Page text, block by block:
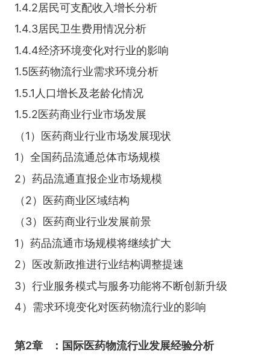
1.4.2居民可支配收入增长分析
1.4.3居民卫生费用情况分析
1.4.4经济环境变化对行业的影响
1.5医药物流行业需求环境分析
1.5.1人口增长及老龄化情况
1.5.2医药商业行业市场发展
（1）医药商业行业市场发展现状
1）全国药品流通总体市场规模
2）药品流通直报企业市场规模
（2）医药商业区域结构
（3）医药商业行业发展前景
1）药品流通市场规模将继续扩大
2）医改新政推进行业结构调整提速
3）行业服务模式与服务功能将不断创新升级
4）需求环境变化对医药物流行业的影响
第2章 ：国际医药物流行业发展经验分析